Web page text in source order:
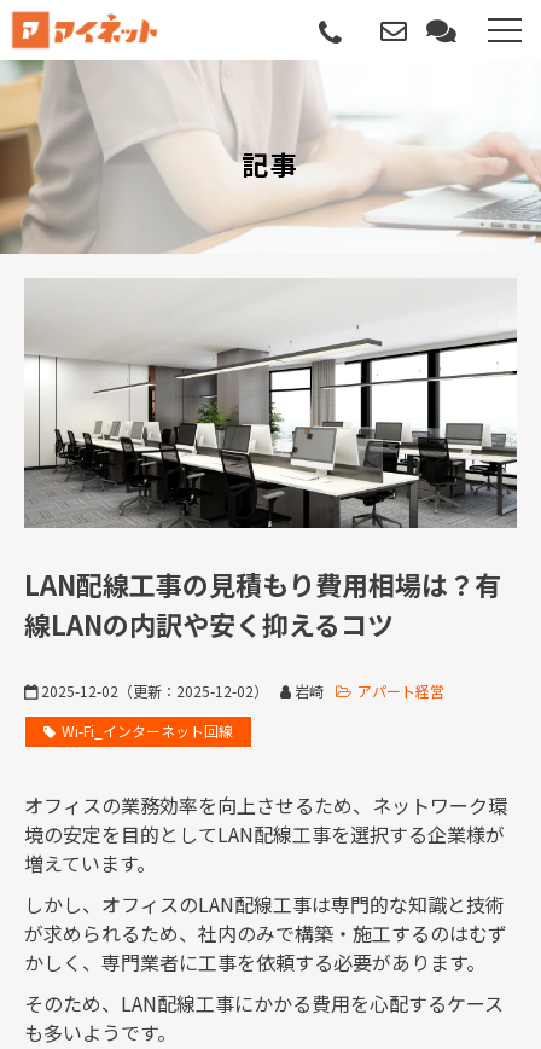
選ばれる理由
導入について
サポートについて
資料請求
サービス説明動画
監修者一覧
記事
LAN配線工事の見積もり費用相場は？有
線LANの内訳や安く抑えるコツ
2025-12-02 （更新： 2025-12-02） 岩崎
アパート経営
Wi-Fi_インターネット回線
オフィスの業務効率を向上させるため、ネットワーク環
境の安定を目的としてLAN配線工事を選択する企業様が
増えています。
しかし、オフィスのLAN配線工事は専門的な知識と技術
が求められるため、社内のみで構築・施工するのはむず
かしく、専門業者に工事を依頼する必要があります。
そのため、 LAN配線工事にかかる費用を心配するケース
も多いようです。